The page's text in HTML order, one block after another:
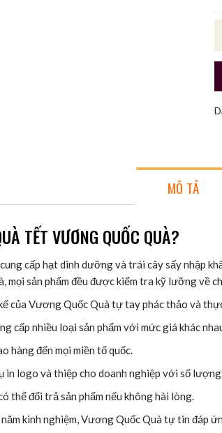
MÔ TẢ
TẾT VƯƠNG QUỐC QUÀ?
cấp hạt dinh dưỡng và trái cây sấy nhập
mọi sản phẩm đều được kiểm tra kỹ lưỡng về
của Vương Quốc Quà tự tay phác thảo và
cấp nhiều loại sản phẩm với mức giá khác
hàng đến mọi miền tổ quốc.
in logo và thiệp cho doanh nghiệp với số
thể đổi trả sản phẩm nếu không hài lòng.
kinh nghiệm, Vương Quốc Quà tự tin đáp